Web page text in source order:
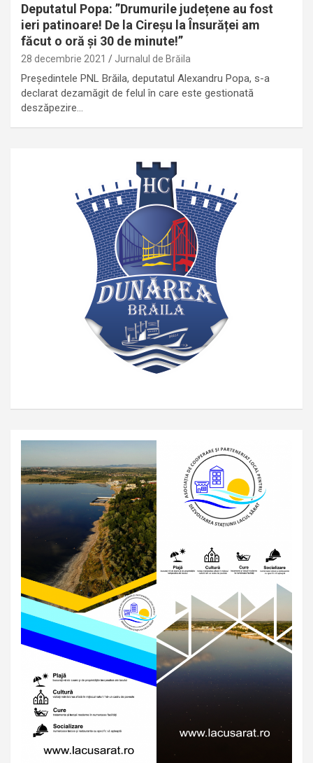
Deputatul Popa: ”Drumurile județene au fost
ieri patinoare! De la Cireșu la Însurăței am
făcut o oră și 30 de minute!”
28 decembrie 2021 Jurnalul de Brăila
Președintele PNL Brăila, deputatul Alexandru Popa, s-a
declarat dezamăgit de felul în care este gestionată
deszăpezire…